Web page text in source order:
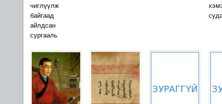
чиглүүлж
байгаад
айлдсан
сургааль